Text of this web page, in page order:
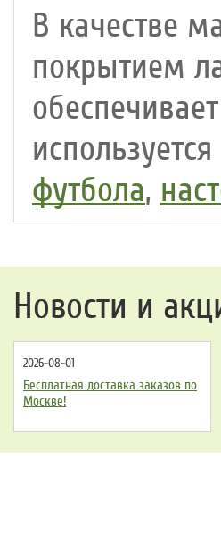
В качестве
покрытием
футбола,
Новости и
2026-08-01
Бесплатная доставка заказов по
Москве!